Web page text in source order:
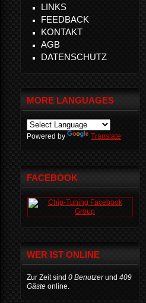
LINKS
FEEDBACK
KONTAKT
AGB
DATENSCHUTZ
MORE LANGUAGES
Powered by Translate
FACEBOOK
WER IST ONLINE
Zur Zeit sind 0 Benutzerund 409
Gäste online.